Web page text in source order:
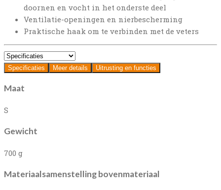
doornen en vocht in het onderste deel
Ventilatie-openingen en nierbescherming
Praktische haak om te verbinden met de veters
Specificaties Meer details Uitrusting en functies
Maat
S
Gewicht
700 g
Materiaalsamenstelling bovenmateriaal